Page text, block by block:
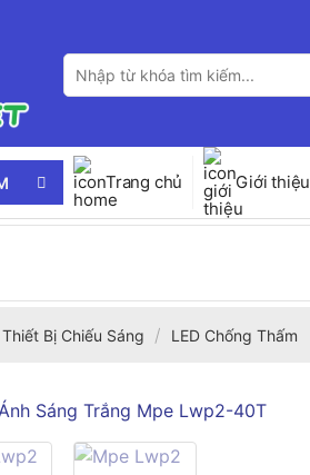
Tìm
kiếm:
Trang chủ Giới thiệu
Thiết Bị Chiếu Sáng / LED Chống Thấm